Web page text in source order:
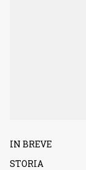
IN BREVE
STORIA